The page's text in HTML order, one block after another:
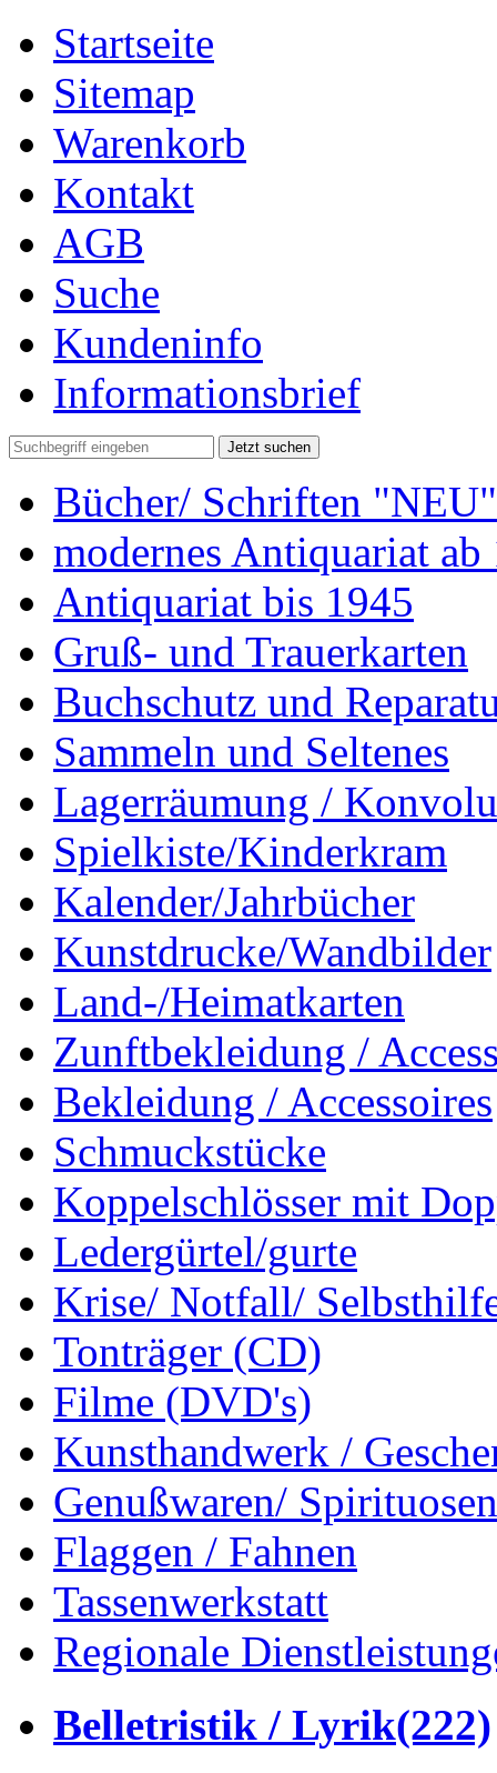
Startseite
Sitemap
Warenkorb
Kontakt
AGB
Suche
Kundeninfo
Informationsbrief
Jetzt suchen
Bücher/ Schriften "NEU"
modernes Antiquariat ab
Antiquariat bis 1945
Gruß- und Trauerkarten
Buchschutz und
Sammeln und Seltenes
Lagerräumung /
Spielkiste/Kinderkram
Kalender/Jahrbücher
Kunstdrucke/Wandbilder
Land-/Heimatkarten
Zunftbekleidung /
Bekleidung / Accessoires
Schmuckstücke
Koppelschlösser mit
Ledergürtel/gurte
Krise/ Notfall/
Tonträger (CD)
Filme (DVD's)
Kunsthandwerk /
Genußwaren/ Spirituosen
Flaggen / Fahnen
Tassenwerkstatt
Regionale
Belletristik / Lyrik(222)